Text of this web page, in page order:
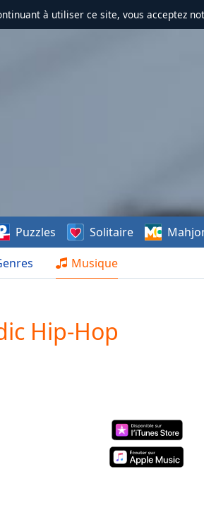
à utiliser ce site, vous acceptez
Musique
Puzzles Solitaire
Hip-Hop